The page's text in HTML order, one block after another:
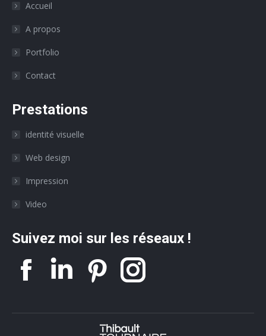
Accueil
A propos
Portfolio
Contact
Prestations
identité visuelle
Web design
Impression
Video
Suivez moi sur les réseaux !
La
Facebook
La
Linkedin
La
Twitter